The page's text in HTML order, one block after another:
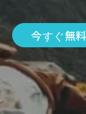
今すぐ無